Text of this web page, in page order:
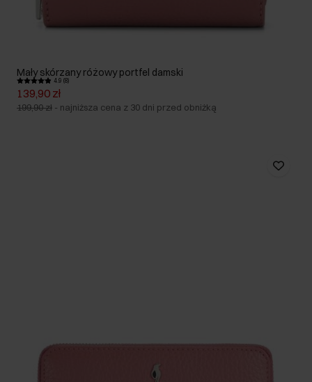
Mały skórzany różowy portfel damski
4.9 (8)
139,90 zł
199,90 zł - najniższa cena z 30 dni przed obniżką